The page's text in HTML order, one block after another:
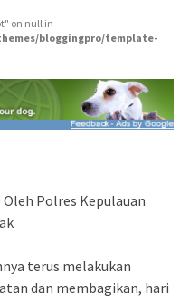
on null in
bloggingpro/template-
Oleh Polres Kepulauan
terus melakukan
dan membagikan, hari